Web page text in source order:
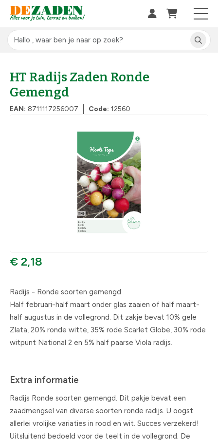
HT Radijs Zaden Ronde
Gemengd
EAN: 8711117256007 Code: 12560
€ 2,18
Radijs - Ronde soorten gemengd
Half februari-half maart onder glas zaaien of half maart-
half augustus in de vollegrond. Dit zakje bevat 10% gele
Zlata, 20% ronde witte, 35% rode Scarlet Globe, 30% rode
witpunt National 2 en 5% half paarse Viola radijs.
Extra informatie
Radijs Ronde soorten gemengd. Dit pakje bevat een
zaadmengsel van diverse soorten ronde radijs. U oogst
allerlei vrolijke variaties in rood en wit. Succes verzekerd!
Uitsluitend bedoeld voor de teelt in de vollegrond. De